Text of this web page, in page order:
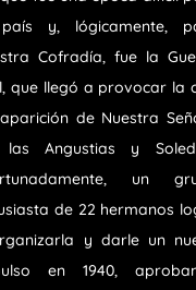
y, lógicamente,
Cofradía, fue la
que llegó a provocar la
de Nuestra
Angustias y
un
de 22 hermanos
y darle un
en 1940,